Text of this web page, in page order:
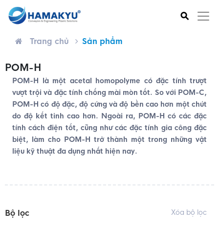
⚲
Trang chủ Sản phẩm
POM-H
POM-H là một acetal homopolyme có đặc tính trượt
vượt trội và đặc tính chống mài mòn tốt. So với POM-C,
POM-H có độ đặc, độ cứng và độ bền cao hơn một chút
do độ kết tinh cao hơn. Ngoài ra, POM-H có các đặc
tính cách điện tốt, cũng như các đặc tính gia công đặc
biệt, làm cho POM-H trở thành một trong những vật
liệu kỹ thuật đa dụng nhất hiện nay.
Bộ lọc Xóa bộ lọc